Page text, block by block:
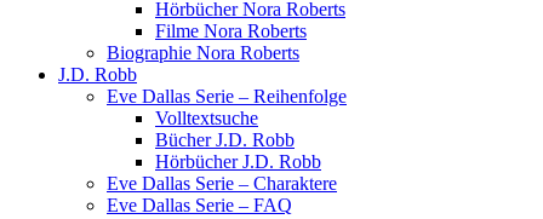
Hörbücher Nora Roberts
Filme Nora Roberts
Biographie Nora Roberts
J.D. Robb
Eve Dallas Serie – Reihenfolge
Volltextsuche
Bücher J.D. Robb
Hörbücher J.D. Robb
Eve Dallas Serie – Charaktere
Eve Dallas Serie – FAQ